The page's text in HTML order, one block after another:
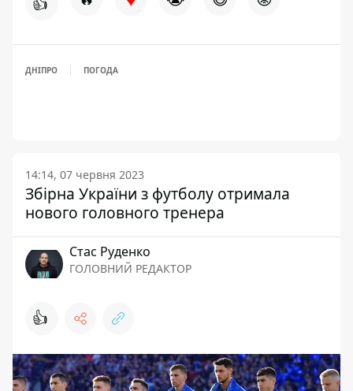
ДНІПРО ПОГОДА
14:14, 07 червня 2023
Збірна України з футболу отримала
нового головного тренера
Стас Руденко
ГОЛОВНИЙ РЕДАКТОР
👍